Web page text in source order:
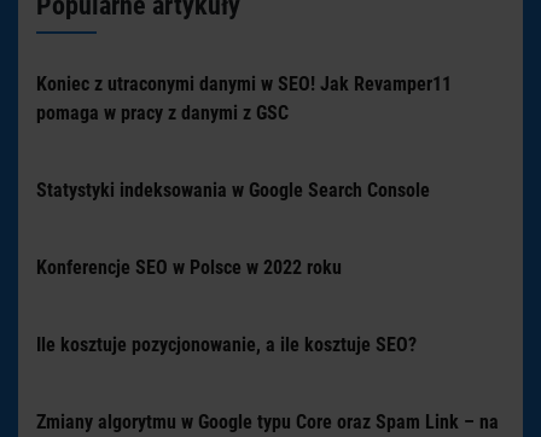
Koniec z utraconymi danymi w SEO! Jak Revamper11
pomaga w pracy z danymi z GSC
Statystyki indeksowania w Google Search Console
Konferencje SEO w Polsce w 2022 roku
Ile kosztuje pozycjonowanie, a ile kosztuje SEO?
Zmiany algorytmu w Google typu Core oraz Spam Link – na